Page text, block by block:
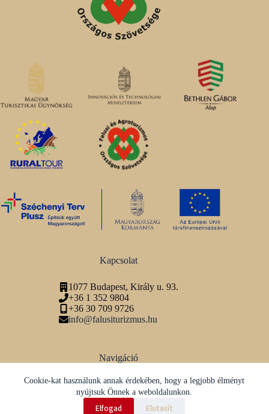
Cookie-kat használunk annak érdekében, hogy a legjobb élményt
nyújtsuk Önnek a weboldalunkon.
Elfogad Elutasít
Kapcsolat
1077 Budapest, Király u. 93.
+36 1 352 9804
+36 30 709 9726
info@falusiturizmus.hu
Navigáció
Adatvédelmi tájékoztató
Közösségi média